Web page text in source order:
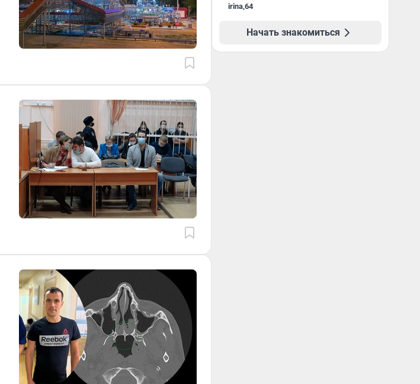
irina,64
Начать знакомиться